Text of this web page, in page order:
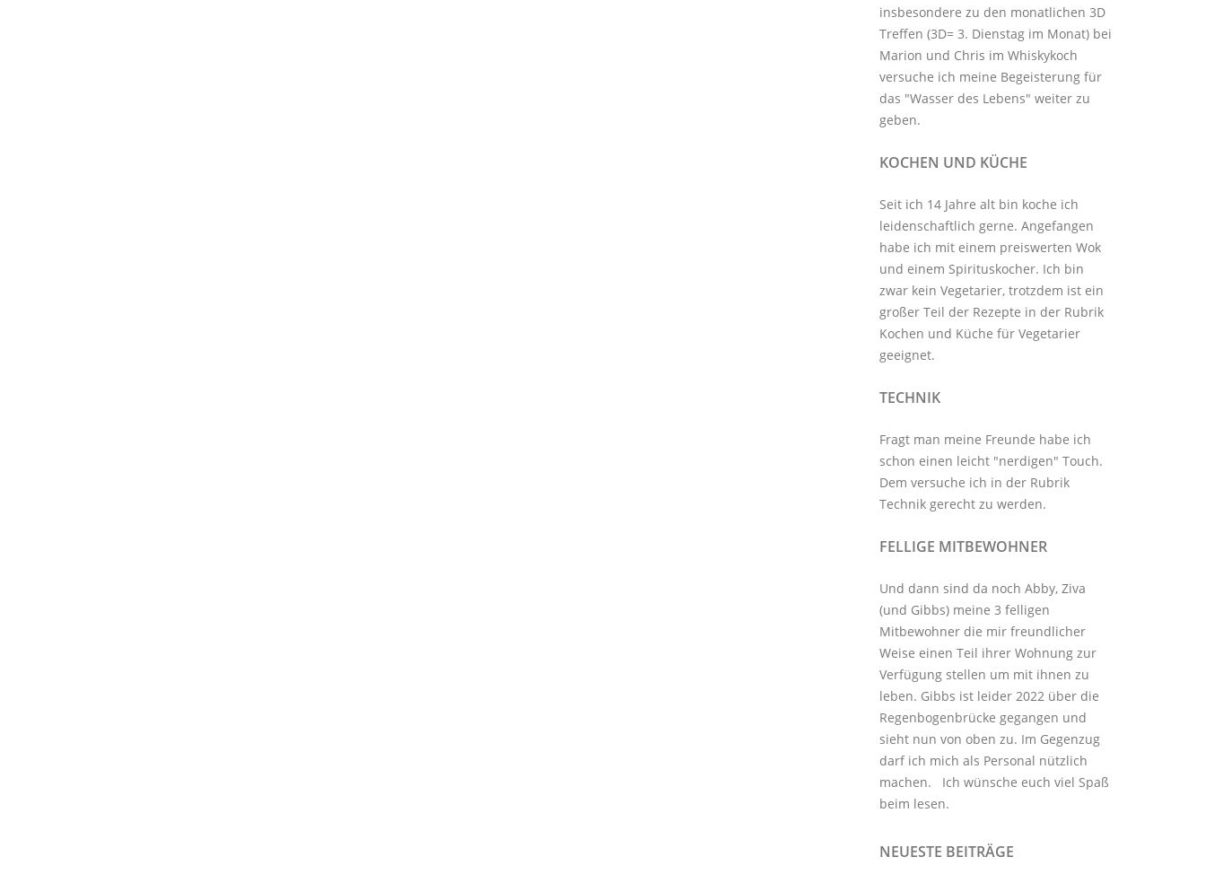
insbesondere zu den monatlichen 3D
Treffen (3D= 3. Dienstag im Monat) bei
Marion und Chris im Whiskykoch
versuche ich meine Begeisterung für
das "Wasser des Lebens" weiter zu
geben.
KOCHEN UND KÜCHE
Seit ich 14 Jahre alt bin koche ich
leidenschaftlich gerne. Angefangen
habe ich mit einem preiswerten Wok
und einem Spirituskocher. Ich bin
zwar kein Vegetarier, trotzdem ist ein
großer Teil der Rezepte in der Rubrik
Kochen und Küche für Vegetarier
geeignet.
TECHNIK
Fragt man meine Freunde habe ich
schon einen leicht "nerdigen" Touch.
Dem versuche ich in der Rubrik
Technikgerecht zu werden.
FELLIGE MITBEWOHNER
Und dann sind da noch Abby, Ziva
(und Gibbs) meine 3 felligen
Mitbewohnerdie mir freundlicher
Weise einen Teil ihrer Wohnung zur
Verfügung stellen um mit ihnen zu
leben. Gibbs ist leider 2022 über die
Regenbogenbrücke gegangen und
sieht nun von oben zu. Im Gegenzug
darf ich mich als Personal nützlich
machen. Ich wünsche euch viel Spaß
beim lesen.
NEUESTE BEITRÄGE